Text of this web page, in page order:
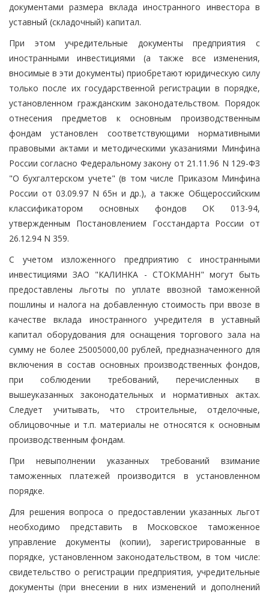
документами размера вклада иностранного инвестора в
уставный (складочный) капитал.
При этом учредительные документы предприятия с
иностранными инвестициями (а также все изменения,
вносимые в эти документы) приобретают юридическую силу
только после их государственной регистрации в порядке,
установленном гражданским законодательством. Порядок
отнесения предметов к основным производственным
фондам установлен соответствующими нормативными
правовыми актами и методическими указаниями Минфина
России согласно Федеральному закону от 21.11.96 N 129-ФЗ
"О бухгалтерском учете" (в том числе Приказом Минфина
России от 03.09.97 N 65н и др.), а также Общероссийским
классификатором основных фондов ОК 013-94,
утвержденным Постановлением Госстандарта России от
26.12.94 N 359.
С учетом изложенного предприятию с иностранными
инвестициями ЗАО "КАЛИНКА - СТОКМАНН" могут быть
предоставлены льготы по уплате ввозной таможенной
пошлины и налога на добавленную стоимость при ввозе в
качестве вклада иностранного учредителя в уставный
капитал оборудования для оснащения торгового зала на
сумму не более 25005000,00 рублей, предназначенного для
включения в состав основных производственных фондов,
при соблюдении требований, перечисленных в
вышеуказанных законодательных и нормативных актах.
Следует учитывать, что строительные, отделочные,
облицовочные и т.п. материалы не относятся к основным
производственным фондам.
При невыполнении указанных требований взимание
таможенных платежей производится в установленном
порядке.
Для решения вопроса о предоставлении указанных льгот
необходимо представить в Московское таможенное
управление документы (копии), зарегистрированные в
порядке, установленном законодательством, в том числе:
свидетельство о регистрации предприятия, учредительные
документы (при внесении в них изменений и дополнений